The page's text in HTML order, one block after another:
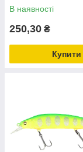
В наявності
250,30 ₴
Купити